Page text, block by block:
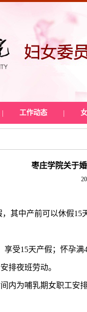
| 工作动态 |
枣庄学院关于
其中产前可以休假
受15天产假；怀孕
排夜班劳动。
内为哺乳期女职工安